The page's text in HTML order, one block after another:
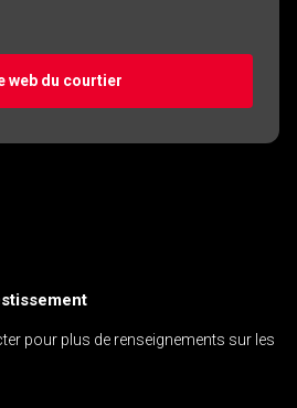
web du courtier
pour plus de renseignements sur les